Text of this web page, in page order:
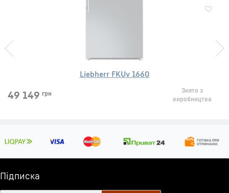
Liebherr FKUv 1660
49 149 грн
Знято з
виробництва
Підписка